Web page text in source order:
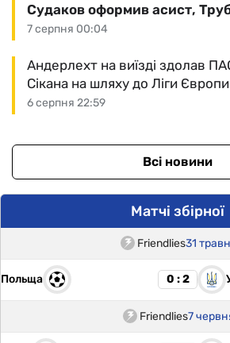
7 серпня 00:04
Судаков оформив асист,
6 серпня 22:59
Андерлехт на виїзді здолав
Сікана на шляху до Ліги Європи
Всі новини
Матчі збірної
Friendlies31
Польща 0 : 2
Friendlies7